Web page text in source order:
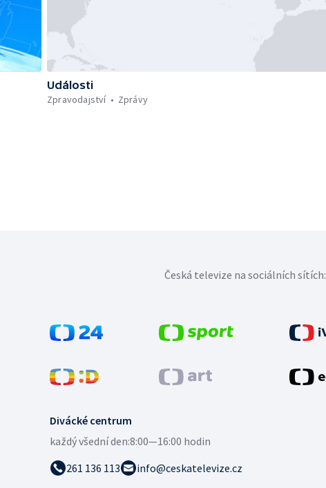
Události
Zpravodajství
Zprávy
Divácké centrum
každý všední den:8:00—16:00 hodin
261 136 113
info@ceskatelevize.cz
Česká televize na sociálních sítích: